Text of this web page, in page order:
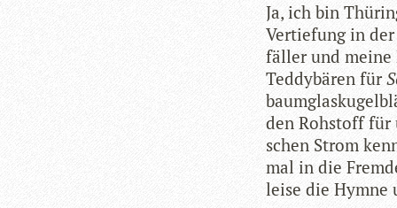
Ja, ich bin
Ver­tie­fung in
fäl­ler und meine
Ted­dy­bä­ren für
den Roh­stoff für
schen Strom
mal in die
leise die Hymne